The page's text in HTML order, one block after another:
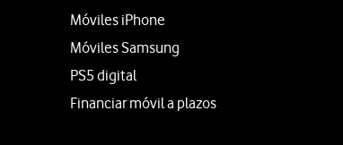
Móviles iPhone
Móviles Samsung
PS5 digital
Financiar móvil a plazos